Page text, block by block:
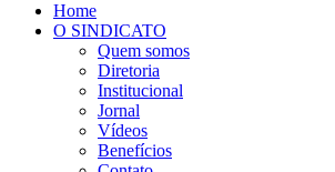
Home
O SINDICATO
Quem somos
Diretoria
Institucional
Jornal
Vídeos
Benefícios